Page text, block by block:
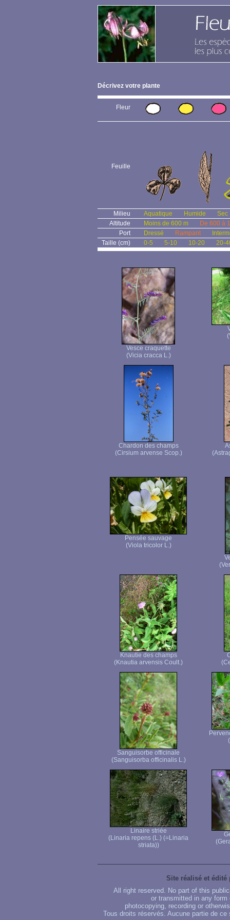
Décrivez votre plante
Fleur
Feuille
Milieu Aquatique Humide
Sec
Altitude
Moins de 600 m
De 600 à
Port
Dressé Rampant
Taille (cm)
0-5 5-10 10-20 20-
Vesce craquette
(Vicia cracca L.)
Chardon des champs
(Cirsium arvense Scop.)
Pensée sauvage
(Viola tricolor L.)
Knautie des champs
(Knautia arvensis Coult.)
Sanguisorbe officinale
(Sanguisorba officinalis L.)
Linaire striée
(Linaria repens (L.) (=Linaria
striata))
Site réalisé et édité
All right reserved. No part of this
or transmitted in any
photocopying, recording or
Tous droits réservés. Aucune partie de